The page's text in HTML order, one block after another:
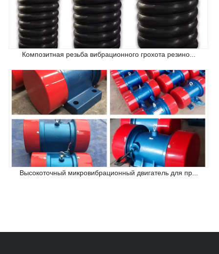
Композитная резьба вибрационного грохота резино...
Высокоточный микровибрационный двигатель для пр...